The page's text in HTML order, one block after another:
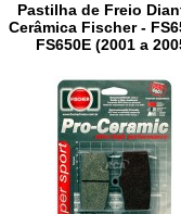
Pastilha de Freio
Cerâmica Fischer -
FS650E (2001 a